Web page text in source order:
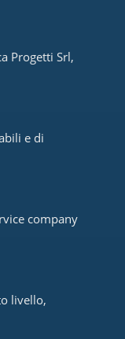
Progetti Srl,
e di
company
livello,